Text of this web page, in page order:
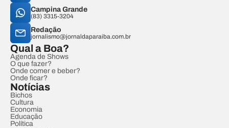
Campina Grande
(83) 3315-3204
Redação
jornalismo@jornaldaparaiba.com.br
Qual a Boa?
Agenda de Shows
O que fazer?
Onde comer e beber?
Onde ficar?
Notícias
Bichos
Cultura
Economia
Educação
Política